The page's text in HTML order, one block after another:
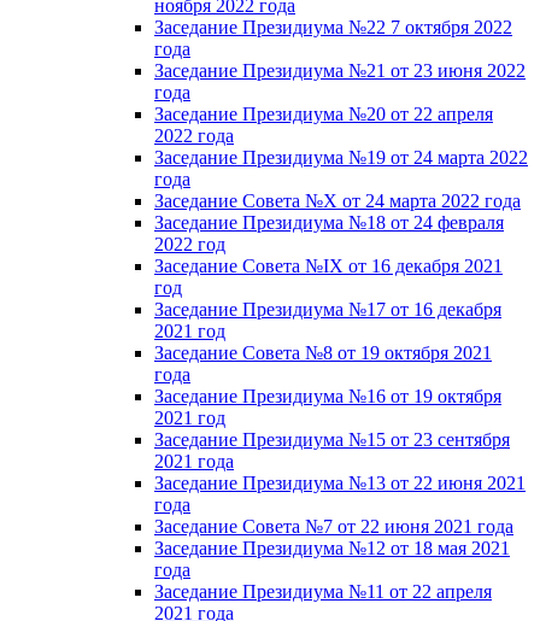
ноября 2022 года
Заседание Президиума №22 7 октября 2022
года
Заседание Президиума №21 от 23 июня 2022
года
Заседание Президиума №20 от 22 апреля
2022 года
Заседание Президиума №19 от 24 марта 2022
года
Заседание Совета №X от 24 марта 2022 года
Заседание Президиума №18 от 24 февраля
2022 год
Заседание Совета №IX от 16 декабря 2021
год
Заседание Президиума №17 от 16 декабря
2021 год
Заседание Совета №8 от 19 октября 2021
года
Заседание Президиума №16 от 19 октября
2021 год
Заседание Президиума №15 от 23 сентября
2021 года
Заседание Президиума №13 от 22 июня 2021
года
Заседание Совета №7 от 22 июня 2021 года
Заседание Президиума №12 от 18 мая 2021
года
Заседание Президиума №11 от 22 апреля
2021 года